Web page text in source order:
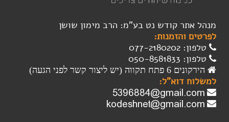
מנהל אתר קודש נט בע"מ: הרב מימון שושן
לפרטים והזמנות:
טלפון: 077-2180202
טלפון: 050-8581833
הירקונים 6 פתח תקווה (יש ליצור קשר לפני הגעה)
למשלוח דוא"ל: